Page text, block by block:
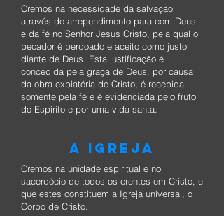
Cremos na necessidade da salvação
através do arrependimento para com Deus
e da fé no Senhor Jesus Cristo, pela qual o
pecador é perdoado e aceito como justo
diante de Deus. Esta justificação é
concedida pela graça de Deus, por causa
da obra expiatória de Cristo, é recebida
somente pela fé e é evidenciada pelo fruto
do Espírito e por uma vida santa.
A IGREJA
Cremos na unidade espiritual e no
sacerdócio de todos os crentes em Cristo, e
que estes constituem a Igreja universal, o
Corpo de Cristo.